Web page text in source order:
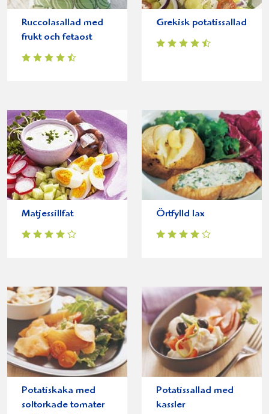
Ruccolasallad med
frukt och fetaost
Grekisk potatissallad
Matjessillfat Örtfylld lax
Potatiskaka med
soltorkade tomater
Potatissallad med
kassler